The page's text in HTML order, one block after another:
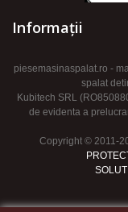
Informaţii
piesemasinaspalat.ro -
spalat
Kubitech SRL
de evidenta a
Copyright © 2011-